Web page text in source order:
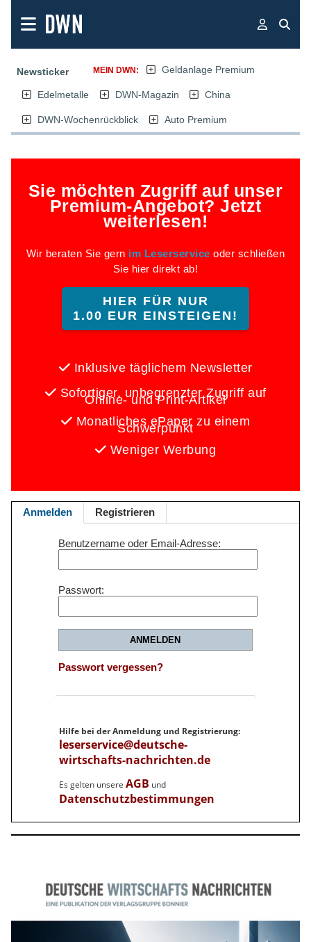
Newsticker MEIN DWN: Geldanlage Premium
Edelmetalle DWN-Magazin China
DWN-Wochenrückblick Auto Premium
Sie möchten Zugriff auf unser
Premium-Angebot? Jetzt
weiterlesen!
Wir beraten Sie gern im Leserservice oder schließen
Sie hier direkt ab!
HIER FÜR NUR
1.00 EUR EINSTEIGEN!
Inklusive täglichem Newsletter
Sofortiger, unbegrenzter Zugriff auf
Online- und Print-Artikel
Monatliches ePaper zu einem
Schwerpunkt
Weniger Werbung
Anmelden Registrieren
Benutzername oder Email-Adresse
Passwort
ANMELDEN
Passwort vergessen?
Hilfe bei der Anmeldung und Registrierung:
leserservice@deutsche-
wirtschafts-nachrichten.de
Es gelten unsere AGB und
Datenschutzbestimmungen